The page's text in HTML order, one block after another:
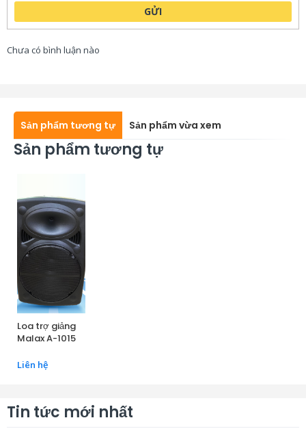
GỬI
Chưa có bình luận nào
Sản phẩm tương tự Sản phẩm vừa xem
Sản phẩm tương tự
Loa trợ giảng
Malax A-1015
Liên hệ
Tin tức mới nhất